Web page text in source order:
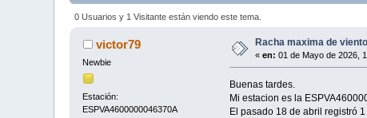
0 Usuarios y 1 Visitante están viendo este tema.
victor79
Newbie
Estación:
ESPVA4600000046370A
Racha maxima de
«en: 01 de Mayo de 2026,
Buenas tardes.
Mi estacion es la
El pasado 18 de abril registró